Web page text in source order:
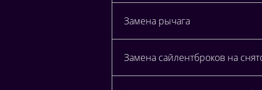
Замена рычага
Замена сайлентброков на